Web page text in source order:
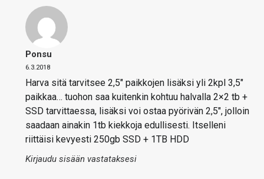
Ponsu
6.3.2018
Harva sitä tarvitsee 2,5″ paikkojen lisäksi yli 2kpl 3,5″
paikkaa… tuohon saa kuitenkin kohtuu halvalla 2×2 tb +
SSD tarvittaessa, lisäksi voi ostaa pyörivän 2,5″, jolloin
saadaan ainakin 1tb kiekkoja edullisesti. Itselleni
riittäisi kevyesti 250gb SSD + 1TB HDD
Kirjaudu sisään vastataksesi